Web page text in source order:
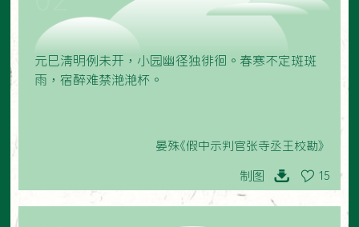
元巳清明例未开，小园幽径独徘徊。春寒不定斑斑
雨，宿醉难禁滟滟杯。
晏殊《假中示判官张寺丞王校勘》
制图 15